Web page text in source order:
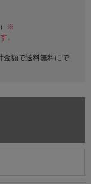
※
。
金額で送料無料にで